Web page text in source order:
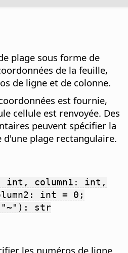
plage sous forme de
de la feuille,
de ligne et de colonne.
est fournie,
cellule est renvoyée. Des
peuvent spécifier la
d'une plage rectangulaire.
int, column1: int,
int = 0;
"~"): str
les numéros de ligne